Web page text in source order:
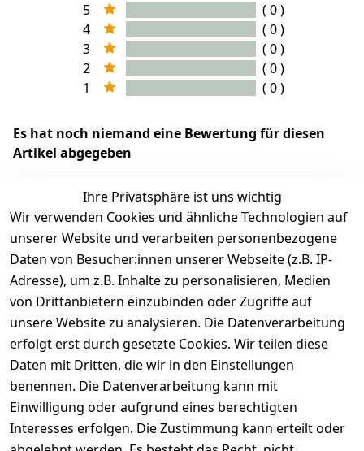
5
( 0 )
4
( 0 )
3
( 0 )
2
( 0 )
1
( 0 )
Es hat noch niemand eine Bewertung für diesen
Artikel abgegeben
EU-Verantwortliche Person - klicken Sie für Details
Ihre Privatsphäre ist uns wichtig
Wir verwenden Cookies und ähnliche Technologien auf
unserer Website und verarbeiten personenbezogene
Daten von Besucher:innen unserer Webseite (z.B. IP-
Adresse), um z.B. Inhalte zu personalisieren, Medien
von Drittanbietern einzubinden oder Zugriffe auf
unsere Website zu analysieren. Die Datenverarbeitung
erfolgt erst durch gesetzte Cookies. Wir teilen diese
Daten mit Dritten, die wir in den Einstellungen
benennen. Die Datenverarbeitung kann mit
Einwilligung oder aufgrund eines berechtigten
Interesses erfolgen. Die Zustimmung kann erteilt oder
RechtlichesServices
Zahlungsm Versanddie